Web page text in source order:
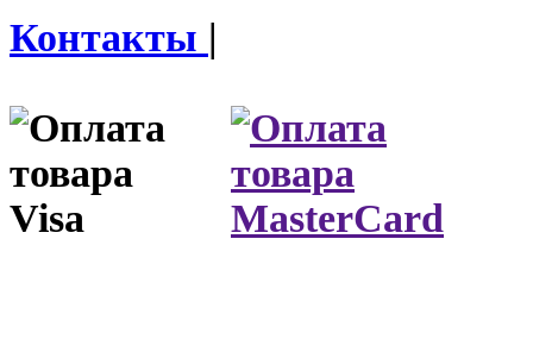
Контакты |